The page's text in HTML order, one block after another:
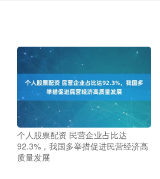
个人股票配资 民营企业占比达
92.3%，我国多举措促进民营经济高
质量发展